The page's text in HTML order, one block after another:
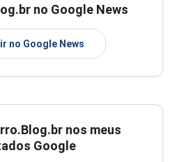
no Google News
no Google News
nos meus
Google